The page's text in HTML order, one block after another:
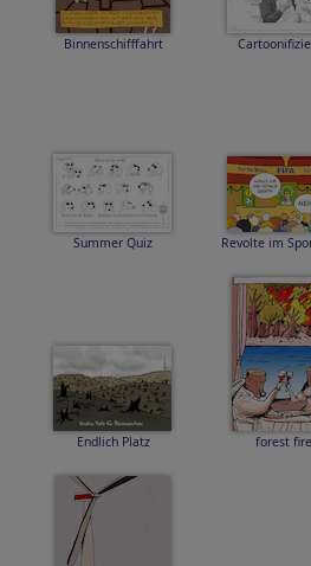
Binnenschifffahrt
Summer Quiz Revolte im
Endlich Platz forest